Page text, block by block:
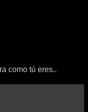
como tú eres..